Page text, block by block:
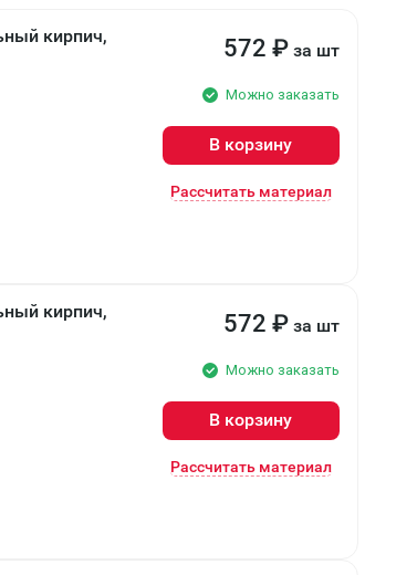
кирпич,
572 ₽ за шт
Можно заказать
В корзину
Рассчитать материал
кирпич,
572 ₽ за шт
Можно заказать
В корзину
Рассчитать материал